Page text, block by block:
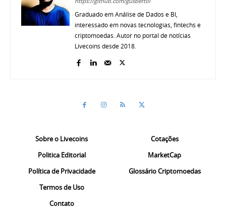
Graduado em Análise de Dados e BI,
interessado em novas tecnologias, fintechs e
criptomoedas. Autor no portal de notícias
Livecoins desde 2018.
Sobre o Livecoins
Politica Editorial
Política de Privacidade
Termos de Uso
Contato
Cotações
MarketCap
Glossário Criptomoedas